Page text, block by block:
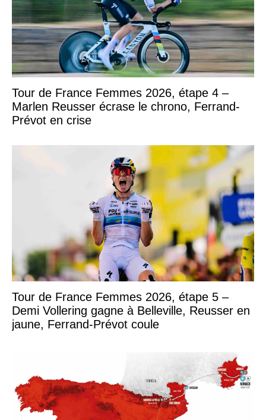
Tour de France Femmes 2026, étape 4 –
Marlen Reusser écrase le chrono, Ferrand-
Prévot en crise
Tour de France Femmes 2026, étape 5 –
Demi Vollering gagne à Belleville, Reusser en
jaune, Ferrand-Prévot coule